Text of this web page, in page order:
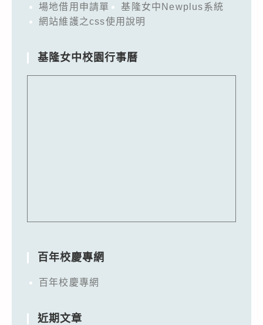
場地借用申請單
基隆女中Newplus系統
網站維護之css使用說明
基隆女中校園行事曆
百年校慶專網
百年校慶專網
近期文章